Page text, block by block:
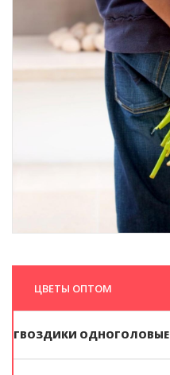
ЦВЕТЫ ОПТОМ
ГВОЗДИКИ ОДНОГОЛОВЫЕ